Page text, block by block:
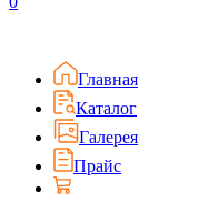
Главная
Каталог
Галерея
Прайс